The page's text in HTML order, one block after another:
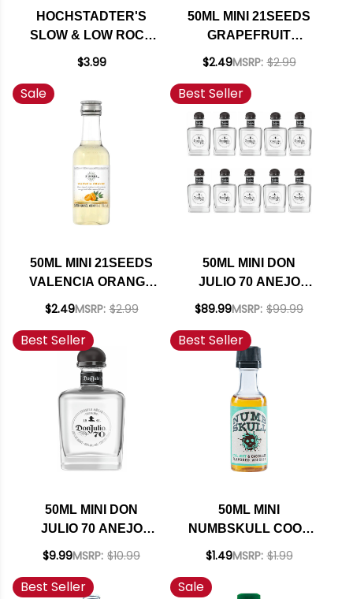
HOCHSTADTER'S
SLOW & LOW ROCK
AND RYE COCKTAIL
$3.99
50ML MINI 21SEEDS
GRAPEFRUIT
HIBISCUS BLANCO
$2.49MSRP: $2.99
Sale
50ML MINI 21SEEDS
VALENCIA ORANGE
BLANCO TEQUILA
$2.49MSRP: $2.99
Best Seller
50ML MINI DON
JULIO 70 ANEJO
CRISTALINO
$89.99MSRP: $99.99
Best Seller
50ML MINI DON
JULIO 70 ANEJO
CRISTALINO
$9.99MSRP: $10.99
Best Seller
50ML MINI
NUMBSKULL COOL
MINT AND
WHISKEY 750ML
$1.49MSRP: $1.99
Best Seller Sale